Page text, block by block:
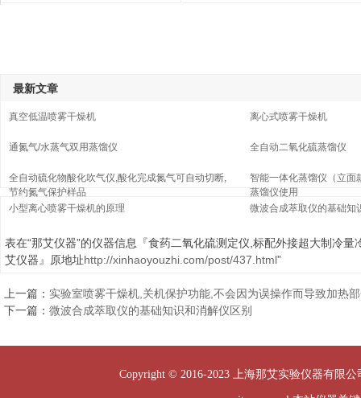
最新文章
真空低温喷雾干燥机 离心式喷雾干燥机
通氮气/水蒸气双用蒸馏仪 全自动二氧化硫蒸馏仪
全自动硫化物酸化吹气仪,酸化完成氮气可自动切断,
节约氮气保护样品
智能一体化蒸馏仪（立面
蒸馏仪使用
小型离心喷雾干燥机的原理
微波合成萃取仪的基础知
表在“那艾仪器”的仪器信息『食药二氧化硫测定仪,标配外接超大制冷量
艾仪器』原地址http://xinhaoyouzhi.com/post/437.html”
上一篇： 实验室喷雾干燥机,关机保护功能,不会因为误操作而导致加热
下一篇： 微波合成萃取仪的基础知识和消解仪区别
Copyright © 2016-2023 上海那艾实验仪器有限